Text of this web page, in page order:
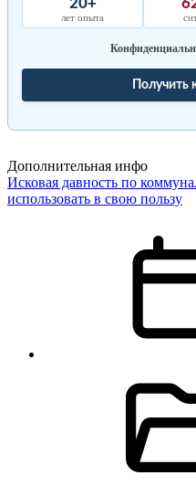
20+
лет опыта
Получить
Дополнительная инфо
Исковая давность по
использовать в свою пользу